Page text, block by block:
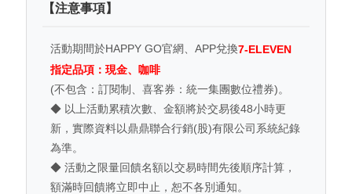
【注意事項】
活動期間於HAPPY GO官網、APP兌換7-ELEVEN
指定品項：現金、咖啡
(不包含：訂閱制、喜客券：統一集團數位禮券)。
◆ 以上活動累積次數、金額將於交易後48小時更
新，實際資料以鼎鼎聯合行銷(股)有限公司系統紀錄
為準。
◆ 活動之限量回饋名額以交易時間先後順序計算，
額滿時回饋將立即中止，恕不各別通知。